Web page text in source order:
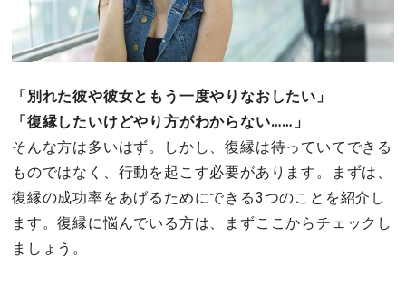
「別れた彼や彼女ともう一度やりなおしたい」
「復縁したいけどやり方がわからない……」
そんな方は多いはず。しかし、復縁は待っていてできる
ものではなく、行動を起こす必要があります。まずは、
復縁の成功率をあげるためにできる3つのことを紹介し
ます。復縁に悩んでいる方は、まずここからチェックし
ましょう。